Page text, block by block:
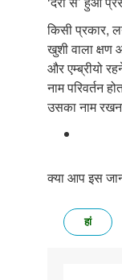
किसी प्रकार,
खुशी वाला क्षण
और एम्ब्रीयो
नाम परिवर्तन
उसका नाम
क्या आप इस
हां